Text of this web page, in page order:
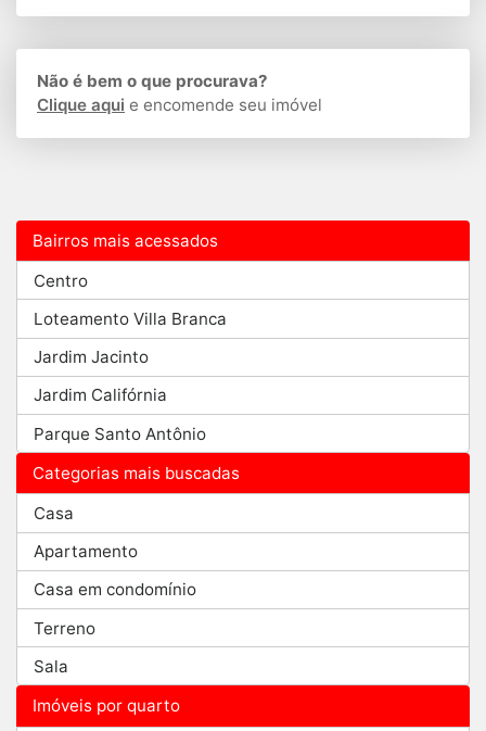
Não é bem o que procurava?
Clique aqui e encomende seu imóvel
Bairros mais acessados
Centro
Loteamento Villa Branca
Jardim Jacinto
Jardim Califórnia
Parque Santo Antônio
Categorias mais buscadas
Casa
Apartamento
Casa em condomínio
Terreno
Sala
Imóveis por quarto